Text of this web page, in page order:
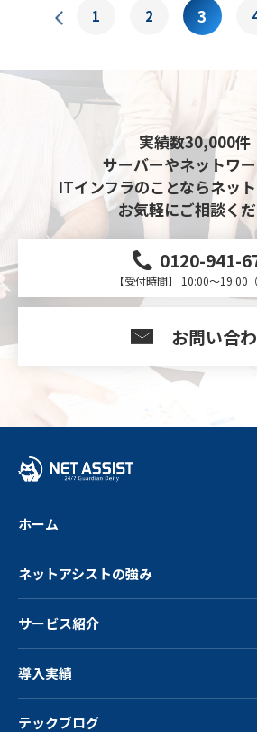
1 2 3
実績数30,000件
サーバーやネットワ
ITインフラのことならネット
お気軽にご相談く
0120-941-
【受付時間】 10:00～19:00（
お問い合
ホーム
ネットアシストの強み
サービス紹介
導入実績
テックブログ